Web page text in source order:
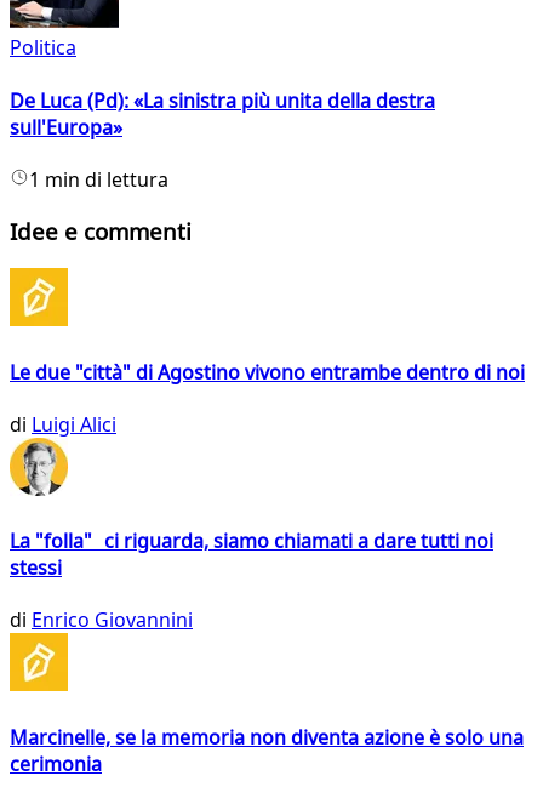
Politica
De Luca (Pd): «La sinistra più unita della destra
sull'Europa»
1 min di lettura
Idee e commenti
Le due "città" di Agostino vivono entrambe dentro di noi
di Luigi Alici
La "folla" ci riguarda, siamo chiamati a dare tutti noi
stessi
di Enrico Giovannini
Marcinelle, se la memoria non diventa azione è solo una
cerimonia